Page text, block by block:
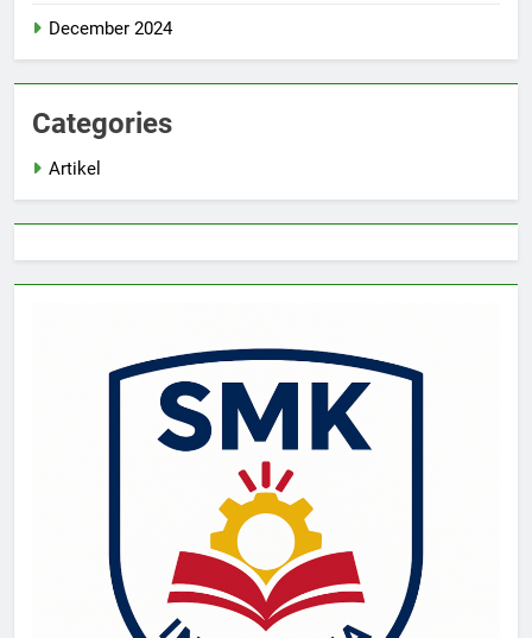
December 2024
Categories
Artikel